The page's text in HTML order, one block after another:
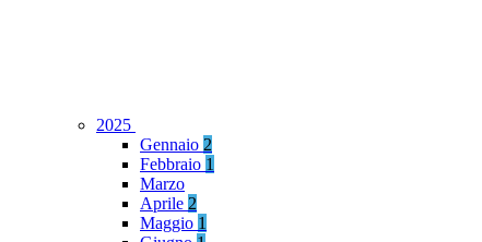
2025
Gennaio 2
Febbraio 1
Marzo
Aprile 2
Maggio 1